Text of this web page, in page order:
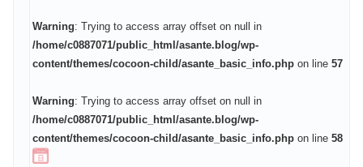
Warning: Trying to access array offset on null in
/home/c0887071/public_html/asante.blog/wp-
content/themes/cocoon-child/asante_basic_info.php on line 57
Warning: Trying to access array offset on null in
/home/c0887071/public_html/asante.blog/wp-
content/themes/cocoon-child/asante_basic_info.php on line 58